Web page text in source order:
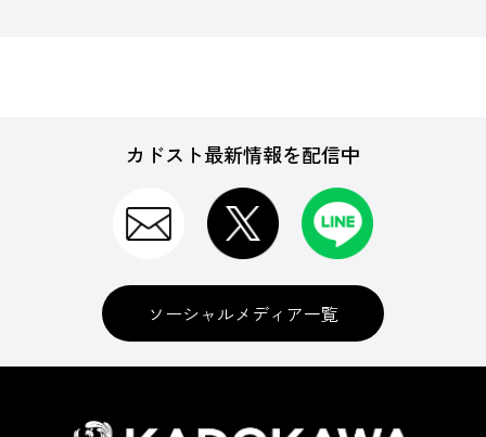
カドスト最新情報を配信中
ソーシャルメディア一覧